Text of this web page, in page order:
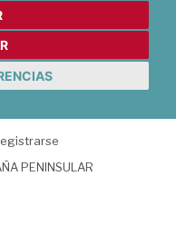
PENINSULAR